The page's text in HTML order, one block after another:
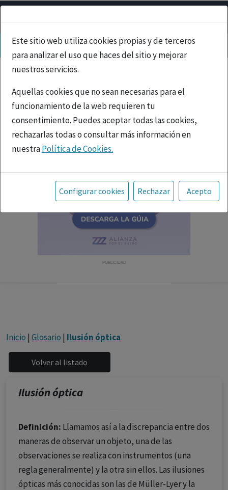
Este sitio web utiliza cookies propias y de terceros
para analizar el uso que haces del sitio y mejorar
nuestros servicios.
Aquellas cookies que no sean necesarias para el
funcionamiento de la web requieren tu
consentimiento. Puedes aceptar todas las cookies,
rechazarlas todas o consultar más información en
nuestraPolítica de Cookies.
Toda la información incluida en la Página Web está
referida a productos del mercado español y, por
tanto, dirigida a profesionales sanitarios legalmente
facultados para prescribir o dispensar medicamentos
con ejercicio profesional. La información técnica de los
fármacos se facilita a título meramente informativo,
Configurar cookies Rechazar Acepto
PUBLICIDAD
Inicio | Glosario | Ilusión óptica
Ilusión óptica
Definición: Llamamos así a la discrepancia entre dos
maneras de observar un objeto, una de las
observaciones se realiza con instrumentos (una
regla generalmente) y la otra sin ellos. Las ilusiones
ópticas más conocidas son las de Müller-Lyer y la